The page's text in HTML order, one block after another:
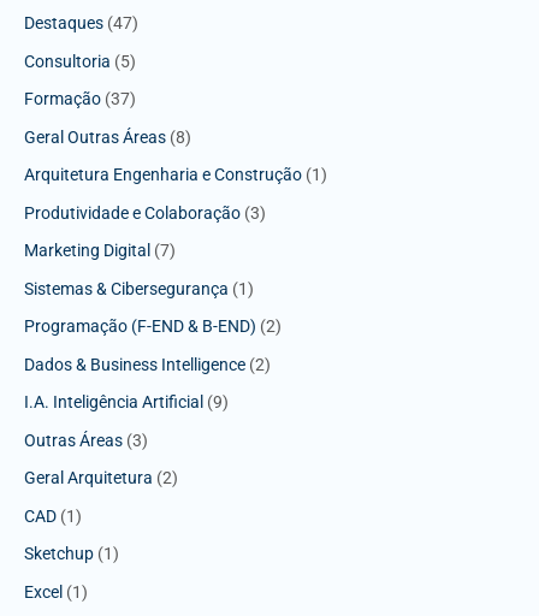
Destaques (47)
Consultoria (5)
Formação (37)
Geral Outras Áreas (8)
Arquitetura Engenharia e Construção (1)
Produtividade e Colaboração (3)
Marketing Digital (7)
Sistemas & Cibersegurança (1)
Programação (F-END & B-END) (2)
Dados & Business Intelligence (2)
I.A. Inteligência Artificial (9)
Outras Áreas (3)
Geral Arquitetura (2)
CAD (1)
Sketchup (1)
Excel (1)